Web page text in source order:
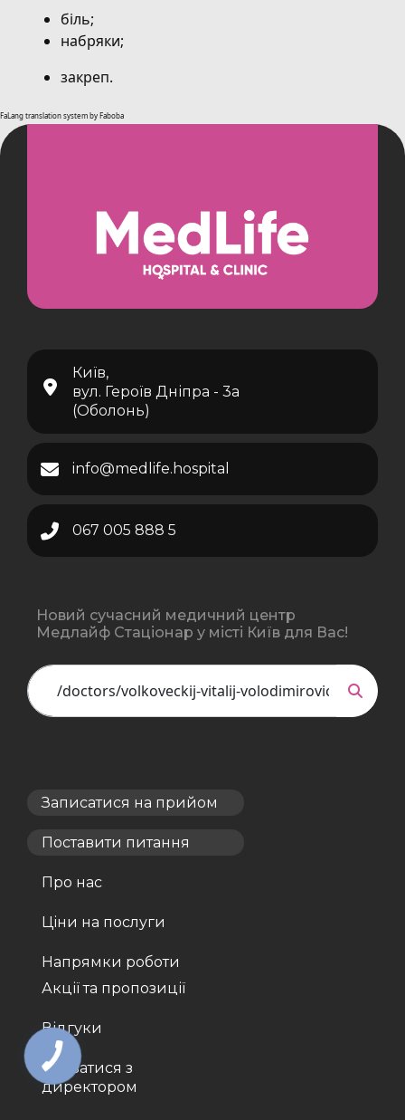
біль;
набряки;
закреп.
FaLang translation system by Faboba
Київ,
вул. Героїв Дніпра - 3а
(Оболонь)
info@medlife.hospital
067 005 888 5
Новий сучасний медичний центр
Медлайф Стаціонар у місті Київ для Вас!
Записатися на прийом
Поставити питання
Про нас
Ціни на послуги
Напрямки роботи
Акції та пропозиції
Відгуки
Звʼязатися з
директором